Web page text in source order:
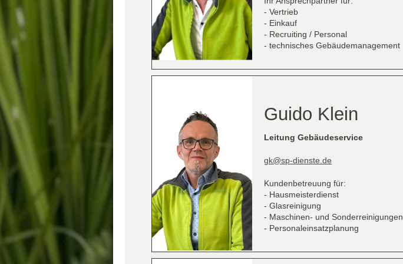
- Vertrieb
- Einkauf
- Recruiting / Personal
- technisches Gebäudemanagement
Guido Klein
Leitung Gebäudeservice
gk@sp-dienste.de
Kundenbetreuung für:
- Hausmeisterdienst
- Glasreinigung
- Maschinen- und Sonderreinigungen
- Personaleinsatzplanung